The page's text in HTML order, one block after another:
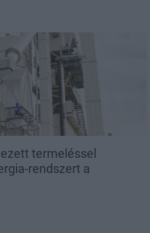
termeléssel
rendszert a